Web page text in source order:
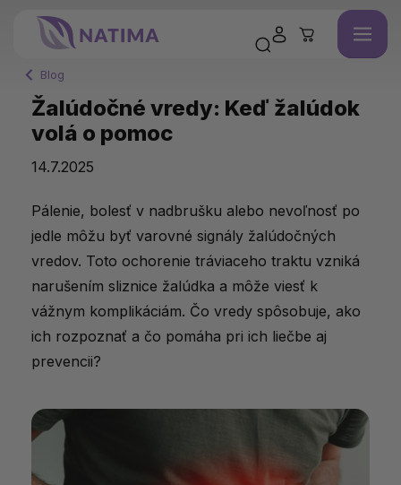
Blog
Žalúdočné vredy: Keď žalúdok
volá o pomoc
14.7.2025
Pálenie, bolesť v nadbrušku alebo nevoľnosť po
jedle môžu byť varovné signály žalúdočných
vredov. Toto ochorenie tráviaceho traktu vzniká
narušením sliznice žalúdka a môže viesť k
vážnym komplikáciám. Čo vredy spôsobuje, ako
ich rozpoznať a čo pomáha pri ich liečbe aj
prevencii?